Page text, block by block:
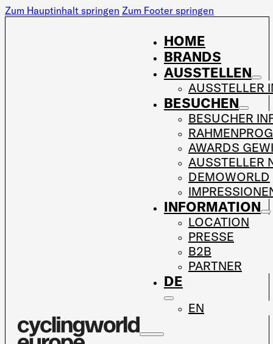
Zum Hauptinhalt springen Zum Footer springen
HOME
BRANDS
AUSSTELLEN
AUSSTELLER
BESUCHEN
BESUCHER
AWARDS
AUSSTELLER
DEMOWORLD
INFORMATION
LOCATION
PRESSE
B2B
PARTNER
DE
EN